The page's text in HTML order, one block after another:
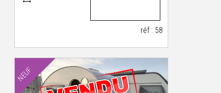
réf : 58
NEUF